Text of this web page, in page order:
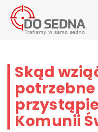
Skąd
Komunii